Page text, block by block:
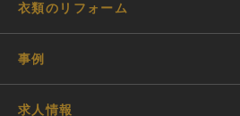
衣類のリフォーム
事例
求人情報